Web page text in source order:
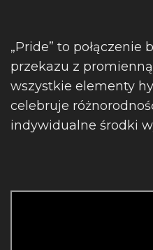
„Pride” to
przekazu z
wszystkie elementy
celebruje
indywidualne środki